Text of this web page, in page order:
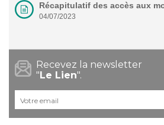
Récapitulatif des accès aux
04/07/2023
Recevez la newsletter
" Le Lien".
Courriel*